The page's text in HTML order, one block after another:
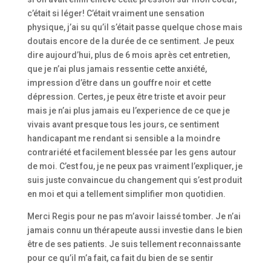
c’était si léger! C’était vraiment une sensation
physique, j’ai su qu’il s’était passe quelque chose mais
doutais encore de la durée de ce sentiment. Je peux
dire aujourd’hui, plus de 6 mois après cet entretien,
que je n’ai plus jamais ressentie cette anxiété,
impression d’être dans un gouffre noir et cette
dépression. Certes, je peux être triste et avoir peur
mais je n’ai plus jamais eu l’experience de ce que je
vivais avant presque tous les jours, ce sentiment
handicapant me rendant si sensible a la moindre
contrariété et facilement blessée par les gens autour
de moi. C’est fou, je ne peux pas vraiment l’expliquer, je
suis juste convaincue du changement qui s’est produit
en moi et qui a tellement simplifier mon quotidien.
Merci Regis pour ne pas m’avoir laissé tomber. Je n’ai
jamais connu un thérapeute aussi investie dans le bien
être de ses patients. Je suis tellement reconnaissante
pour ce qu’il m’a fait, ca fait du bien de se sentir